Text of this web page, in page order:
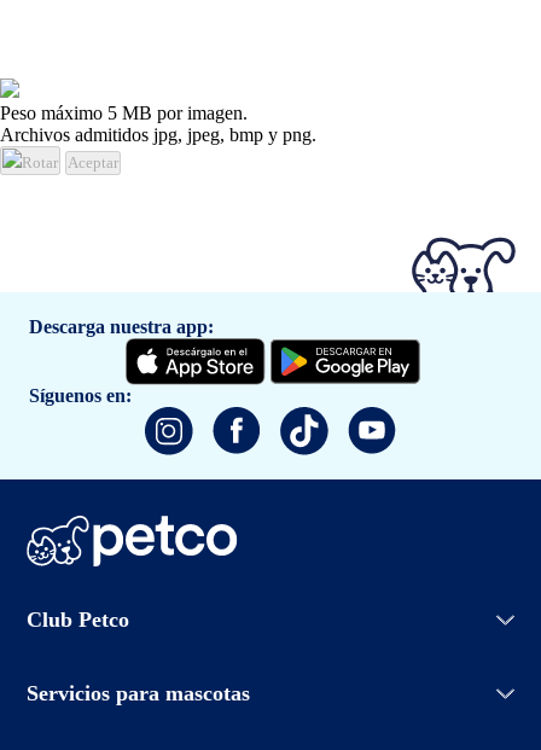
Peso máximo 5 MB por imagen.
Archivos admitidos jpg, jpeg, bmp y png.
Rotar Aceptar
Descarga nuestra app:
Síguenos en:
Club Petco
Iniciar sesión
Promociones
Servicios para mascotas
Grooming Salon